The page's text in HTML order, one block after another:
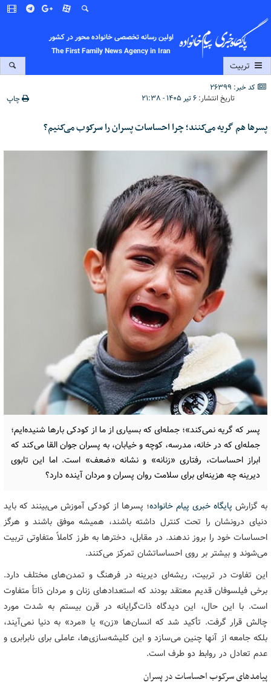
اولین رسانه تخصصی خانواده محور در کشور
The First Family News Agency in Iran
تربیت
کد خبر: 26399
تاریخ انتشار:۶ تیر ۱۴۰۵ - ۲۱:۳۸ چاپ
پسرها هم گریه می‌کنند؛ چرا احساسات پسران را سرکوب می‌کنیم؟
پسر که گریه نمی‌کند»؛ جمله‌ای که بسیاری از ما از کودکی بارها شنیده‌ایم؛
جمله‌ای که در خانه، مدرسه، کوچه و خیابان، به پسران جوان القا می‌کند که
ابراز احساسات، رفتاری «زنانه» و نشانه «ضعف» است. اما این تابوی
دیرینه چه هزینه‌ای برای سلامت روان پسران و مردان آینده دارد؟
به گزارش پایگاه خبری پیام خانواده؛ پسرها از کودکی آموزش می‌بینند که باید
دنیای درونشان را تحت کنترل داشته باشند، همیشه موفق باشند و هرگز
احساسات خود را بروز ندهند. در مقابل، دخترها به طرز کاملاً متفاوتی تربیت
می‌شوند و بیشتر بر روی احساساتشان تمرکز می‌کنند.
این تفاوت در تربیت، ریشه‌ای دیرینه در فرهنگ و تمدن‌های مختلف دارد.
برخی فیلسوفان قدیم معتقد بودند که استعدادهای زنان و مردان ذاتاً متفاوت
است. با این حال، این دیدگاه ذات‌گرایانه در قرن بیستم به شدت مورد
چالش قرار گرفت. تأکید شد که انسان‌ها «زن» یا «مرد» به دنیا نمی‌آیند،
بلکه جامعه از آنها چنین می‌سازد و این کلیشه‌سازی‌ها، عاملی برای نابرابری و
عدم تعادل در روابط دو طرف است.
پیامدهای سرکوب احساسات در پسران